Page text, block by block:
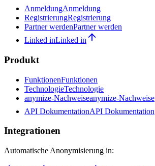
AnmeldungAnmeldung
RegistrierungRegistrierung
Partner werdenPartner werden
Linked inLinked in
Produkt
FunktionenFunktionen
TechnologieTechnologie
anymize-Nachweiseanymize-Nachweise
API DokumentationAPI Dokumentation
Integrationen
Automatische Anonymisierung in: